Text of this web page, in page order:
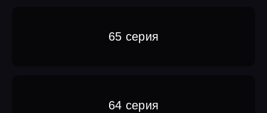
65 серия
64 серия